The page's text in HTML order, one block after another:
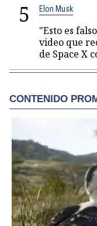
5 Elon Musk
"Esto es
video que
de Space X